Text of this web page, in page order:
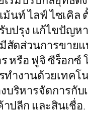
นท์ ไลฟ์ ไซเคิ
ปรุง แก้ไขปัญห
ดส่วนการขาย
หรือ ฟูจิ ซีร็อก
ำงานด้วยเทค
หารจัดการกับ
ปลีก และสินเชื่อ.